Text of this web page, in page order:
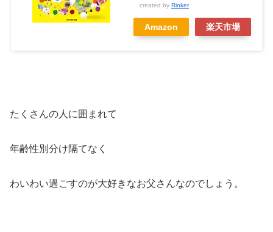
created by Rinker
Amazon 楽天市場
たくさんの人に囲まれて
年齢性別分け隔てなく
わいわい過ごすのが大好きなお父さんなのでしょう。